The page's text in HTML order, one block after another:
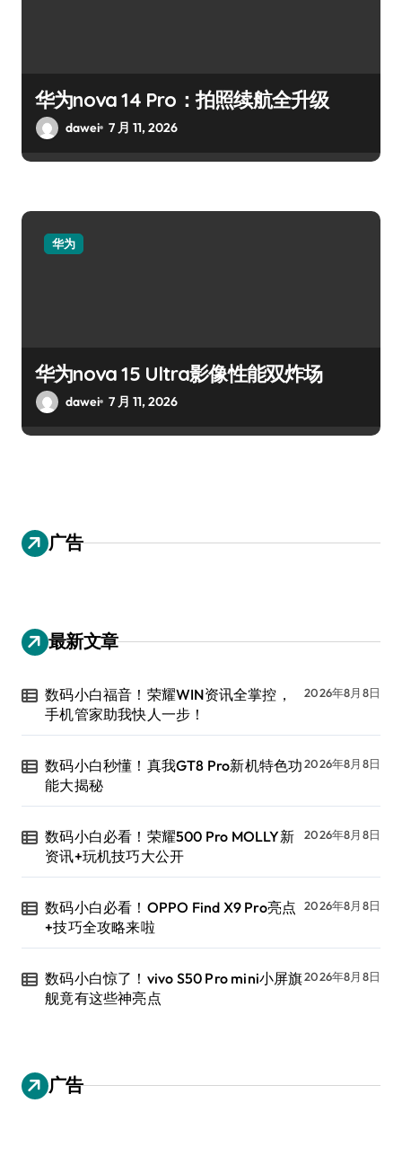
华为nova 14 Pro：拍照续航全升级
dawei 7 月 11, 2026
华为
华为nova 15 Ultra影像性能双炸场
dawei 7 月 11, 2026
广告
最新文章
数码小白福音！荣耀WIN资讯全掌控，
手机管家助我快人一步！
2026年8月8日
数码小白秒懂！真我GT8 Pro新机特色功
能大揭秘
2026年8月8日
数码小白必看！荣耀500 Pro MOLLY新
资讯+玩机技巧大公开
2026年8月8日
数码小白必看！OPPO Find X9 Pro亮点
+技巧全攻略来啦
2026年8月8日
数码小白惊了！vivo S50 Pro mini小屏旗
舰竟有这些神亮点
2026年8月8日
广告